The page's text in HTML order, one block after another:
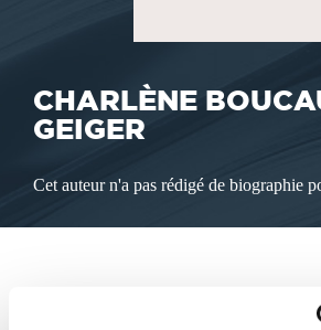
CHARLÈNE
GEIGER
Cet auteur n'a pas rédigé de biographie